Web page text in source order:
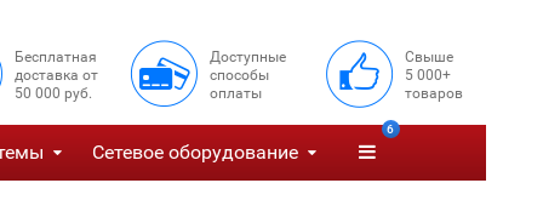
Бесплатная
доставка от
50 000 руб.
Доступные
способы
оплаты
Свыше
5 000+
товаров
Сетевое оборудование
6